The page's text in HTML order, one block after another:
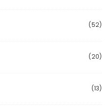
(52)
(20)
(13)